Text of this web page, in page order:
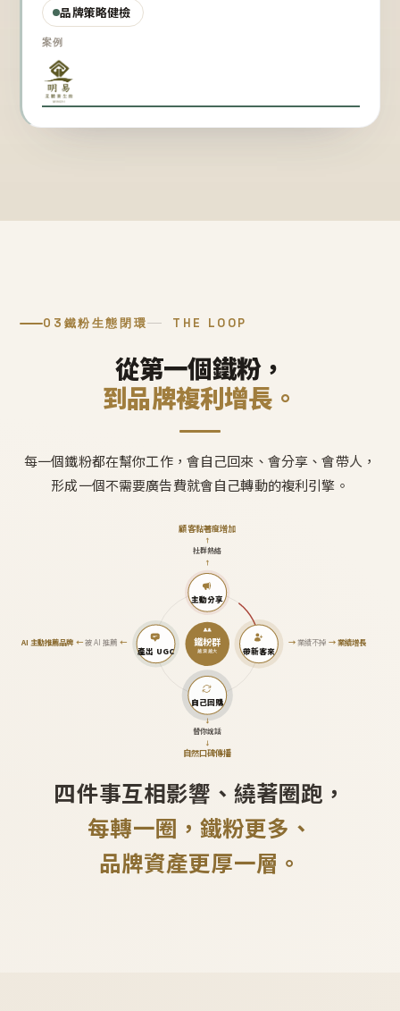
品牌策略健檢
案例
03 鐵粉生態閉環 THE LOOP
從第一個鐵粉，
到品牌複利增長。
每一個鐵粉都在幫你工作，會自己回來、會分享、會帶人，
形成一個不需要廣告費就會自己轉動的複利引擎。
鐵粉群
越滾越大
主動分享
↑
社群熱絡
↑
顧客黏著度增加
帶新客來
→業績不掉 →業績增長
自己回購
↓
替你說話
↓
自然口碑傳播
產出 UGC
AI 主動推薦品牌←被 AI 推薦 ←
四件事互相影響、繞著圈跑，
每轉一圈，鐵粉更多、
品牌資產更厚一層。